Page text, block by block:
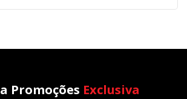
Promoções Exclusiva